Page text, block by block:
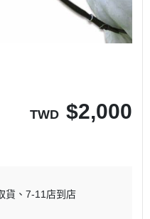
TWD $2,000
貨
7-11店到店